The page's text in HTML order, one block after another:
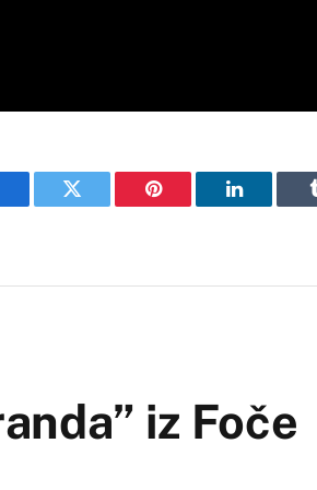
Twitter Pinterest LinkedIn
iz Foče